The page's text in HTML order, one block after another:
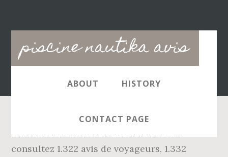
piscine nautika avis
Main
navigation
ABOUT HISTORY
CONTACT PAGE
Nautika Restaurant: A recommander .... -
consultez 1.322 avis de voyageurs, 1.332